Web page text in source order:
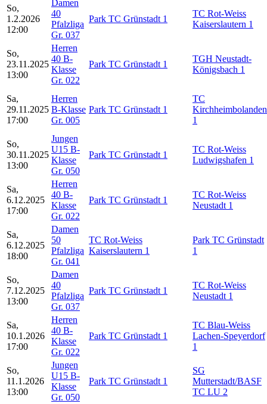
So,
1.2.2026
12:00
Damen
40
Pfalzliga
Gr. 037
Park TC Grünstadt 1
TC Rot-Weiss
Kaiserslautern 1
So,
23.11.2025
13:00
Herren
40 B-
Klasse
Gr. 022
Park TC Grünstadt 1
TGH Neustadt-
Königsbach 1
Sa,
29.11.2025
17:00
Herren
B-Klasse
Gr. 005
Park TC Grünstadt 1
TC
Kirchheimbolanden
1
So,
30.11.2025
13:00
Jungen
U15 B-
Klasse
Gr. 050
Park TC Grünstadt 1
TC Rot-Weiss
Ludwigshafen 1
Sa,
6.12.2025
17:00
Herren
40 B-
Klasse
Gr. 022
Park TC Grünstadt 1
TC Rot-Weiss
Neustadt 1
Sa,
6.12.2025
18:00
Damen
50
Pfalzliga
Gr. 041
TC Rot-Weiss
Kaiserslautern 1
Park TC Grünstadt
1
So,
7.12.2025
13:00
Damen
40
Pfalzliga
Gr. 037
Park TC Grünstadt 1
TC Rot-Weiss
Neustadt 1
Sa,
10.1.2026
17:00
Herren
40 B-
Klasse
Gr. 022
Park TC Grünstadt 1
TC Blau-Weiss
Lachen-Speyerdorf
1
So,
11.1.2026
13:00
Jungen
U15 B-
Klasse
Gr. 050
Park TC Grünstadt 1
SG
Mutterstadt/BASF
TC LU 2